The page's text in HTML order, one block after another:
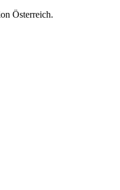
Österreich.